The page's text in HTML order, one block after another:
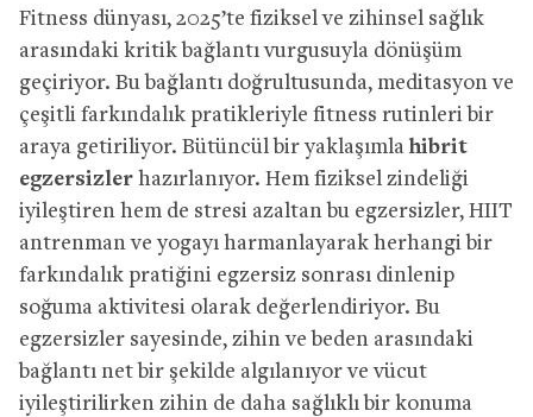
Fitness dünyası, 2025’te fiziksel ve zihinsel sağlık
arasındaki kritik bağlantı vurgusuyla dönüşüm
geçiriyor. Bu bağlantı doğrultusunda, meditasyon ve
çeşitli farkındalık pratikleriyle fitness rutinleri bir
araya getiriliyor. Bütüncül bir yaklaşımla hibrit
egzersizler hazırlanıyor. Hem fiziksel zindeliği
iyileştiren hem de stresi azaltan bu egzersizler, HIIT
antrenman ve yogayı harmanlayarak herhangi bir
farkındalık pratiğini egzersiz sonrası dinlenip
soğuma aktivitesi olarak değerlendiriyor. Bu
egzersizler sayesinde, zihin ve beden arasındaki
bağlantı net bir şekilde algılanıyor ve vücut
iyileştirilirken zihin de daha sağlıklı bir konuma